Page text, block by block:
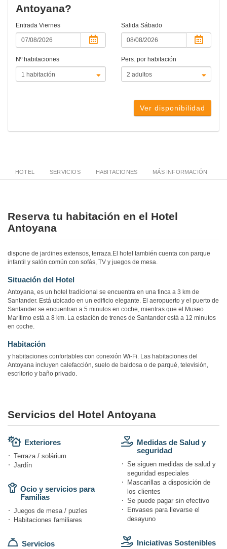
Antoyana?
Entrada Viernes Salida Sábado
Nº habitaciones Pers. por habitación
Ver disponibilidad
HOTEL SERVICIOS HABITACIONES MÁS INFORMACIÓN
Reserva tu habitación en el Hotel
Antoyana
dispone de jardines extensos, terraza.El hotel también cuenta con parque
infantil y salón común con sofás, TV y juegos de mesa.
Situación del Hotel
Antoyana, es un hotel tradicional se encuentra en una finca a 3 km de
Santander. Está ubicado en un edificio elegante. El aeropuerto y el puerto de
Santander se encuentran a 5 minutos en coche, mientras que el Museo
Marítimo está a 8 km. La estación de trenes de Santander está a 12 minutos
en coche.
Habitación
y habitaciones confortables con conexión Wi-Fi. Las habitaciones del
Antoyana incluyen calefacción, suelo de baldosa o de parqué, televisión,
escritorio y baño privado.
Servicios del Hotel Antoyana
Exteriores
Terraza / solárium
Jardín
Ocio y servicios para
Familias
Juegos de mesa / puzles
Habitaciones familiares
Servicios
Medidas de Salud y
seguridad
Se siguen medidas de salud y
seguridad especiales
Mascarillas a disposición de
los clientes
Se puede pagar sin efectivo
Envases para llevarse el
desayuno
Iniciativas Sostenibles